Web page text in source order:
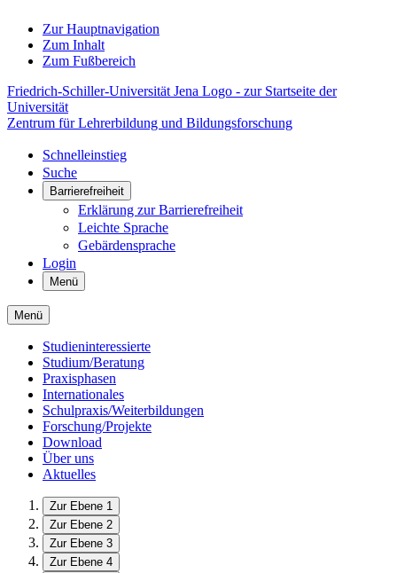
Zur Hauptnavigation
Zum Inhalt
Zum Fußbereich
Friedrich-Schiller-Universität Jena Logo - zur Startseite der
Universität
Zentrum für Lehrerbildung und Bildungsforschung
Schnelleinstieg
Suche
Barrierefreiheit
Erklärung zur Barrierefreiheit
Leichte Sprache
Gebärdensprache
Login
Menü
Menü
Studieninteressierte
Studium/Beratung
Praxisphasen
Internationales
Schulpraxis/Weiterbildungen
Forschung/Projekte
Download
Über uns
Aktuelles
Zur Ebene 1
Zur Ebene 2
Zur Ebene 3
Zur Ebene 4